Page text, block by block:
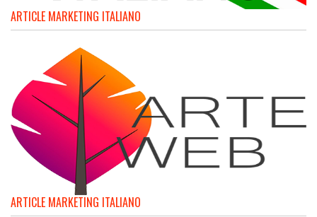
ARTICLE MARKETING ITALIANO
ARTICLE MARKETING ITALIANO